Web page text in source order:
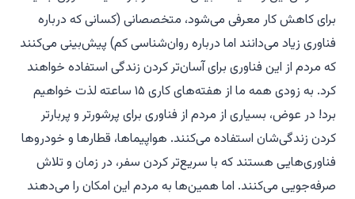
برای کاهش کار معرفی می‌شود، متخصصانی (کسانی که درباره
فناوری زیاد می‌دانند اما درباره روان‌شناسی کم) پیش‌بینی می‌کنند
که مردم از این فناوری برای آسان‌تر کردن زندگی استفاده خواهند
کرد.
به زودی همه ما از هفته‌های کاری ۱۵ ساعته لذت خواهیم
برد! در عوض، بسیاری از مردم از فناوری برای پرشورتر و پربارتر
کردن زندگی‌شان استفاده می‌کنند. هواپیماها، قطارها و خودروها
فناوری‌هایی هستند که با سریع‌تر کردن سفر، در زمان و تلاش
صرفه‌جویی می‌کنند. اما همین‌ها به مردم این امکان را می‌دهند